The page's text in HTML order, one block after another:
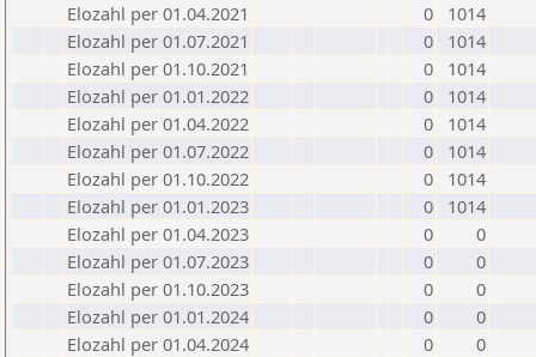
Elozahl per 01.04.2021
0
1014
Elozahl per 01.07.2021
0
1014
Elozahl per 01.10.2021
0
1014
Elozahl per 01.01.2022
0
1014
Elozahl per 01.04.2022
0
1014
Elozahl per 01.07.2022
0
1014
Elozahl per 01.10.2022
0
1014
Elozahl per 01.01.2023
0
1014
Elozahl per 01.04.2023
0
0
Elozahl per 01.07.2023
0
0
Elozahl per 01.10.2023
0
0
Elozahl per 01.01.2024
0
0
Elozahl per 01.04.2024
0
0